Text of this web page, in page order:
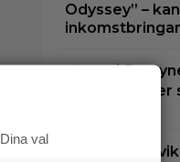
Odyssey” –
Disney|
”Vaiana”
Dina val